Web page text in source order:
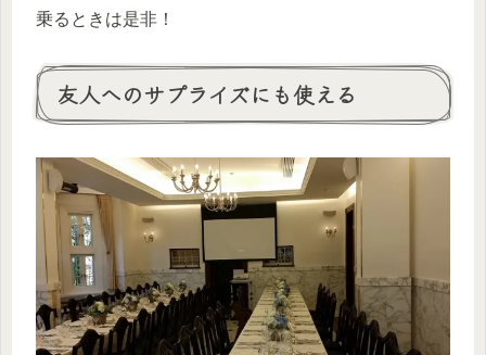
乗るときは是非！
友人へのサプライズにも使える